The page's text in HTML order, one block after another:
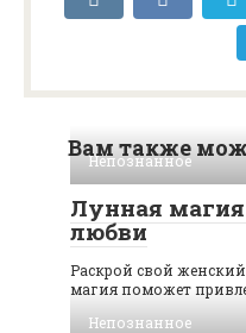
Вам также
Непознанное
Лунная
любви
Раскрой свой
магия поможет
Непознанное